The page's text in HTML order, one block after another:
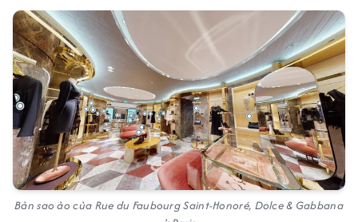
Bản sao ảo của Rue du Faubourg Saint-Honoré, Dolce & Gabbana